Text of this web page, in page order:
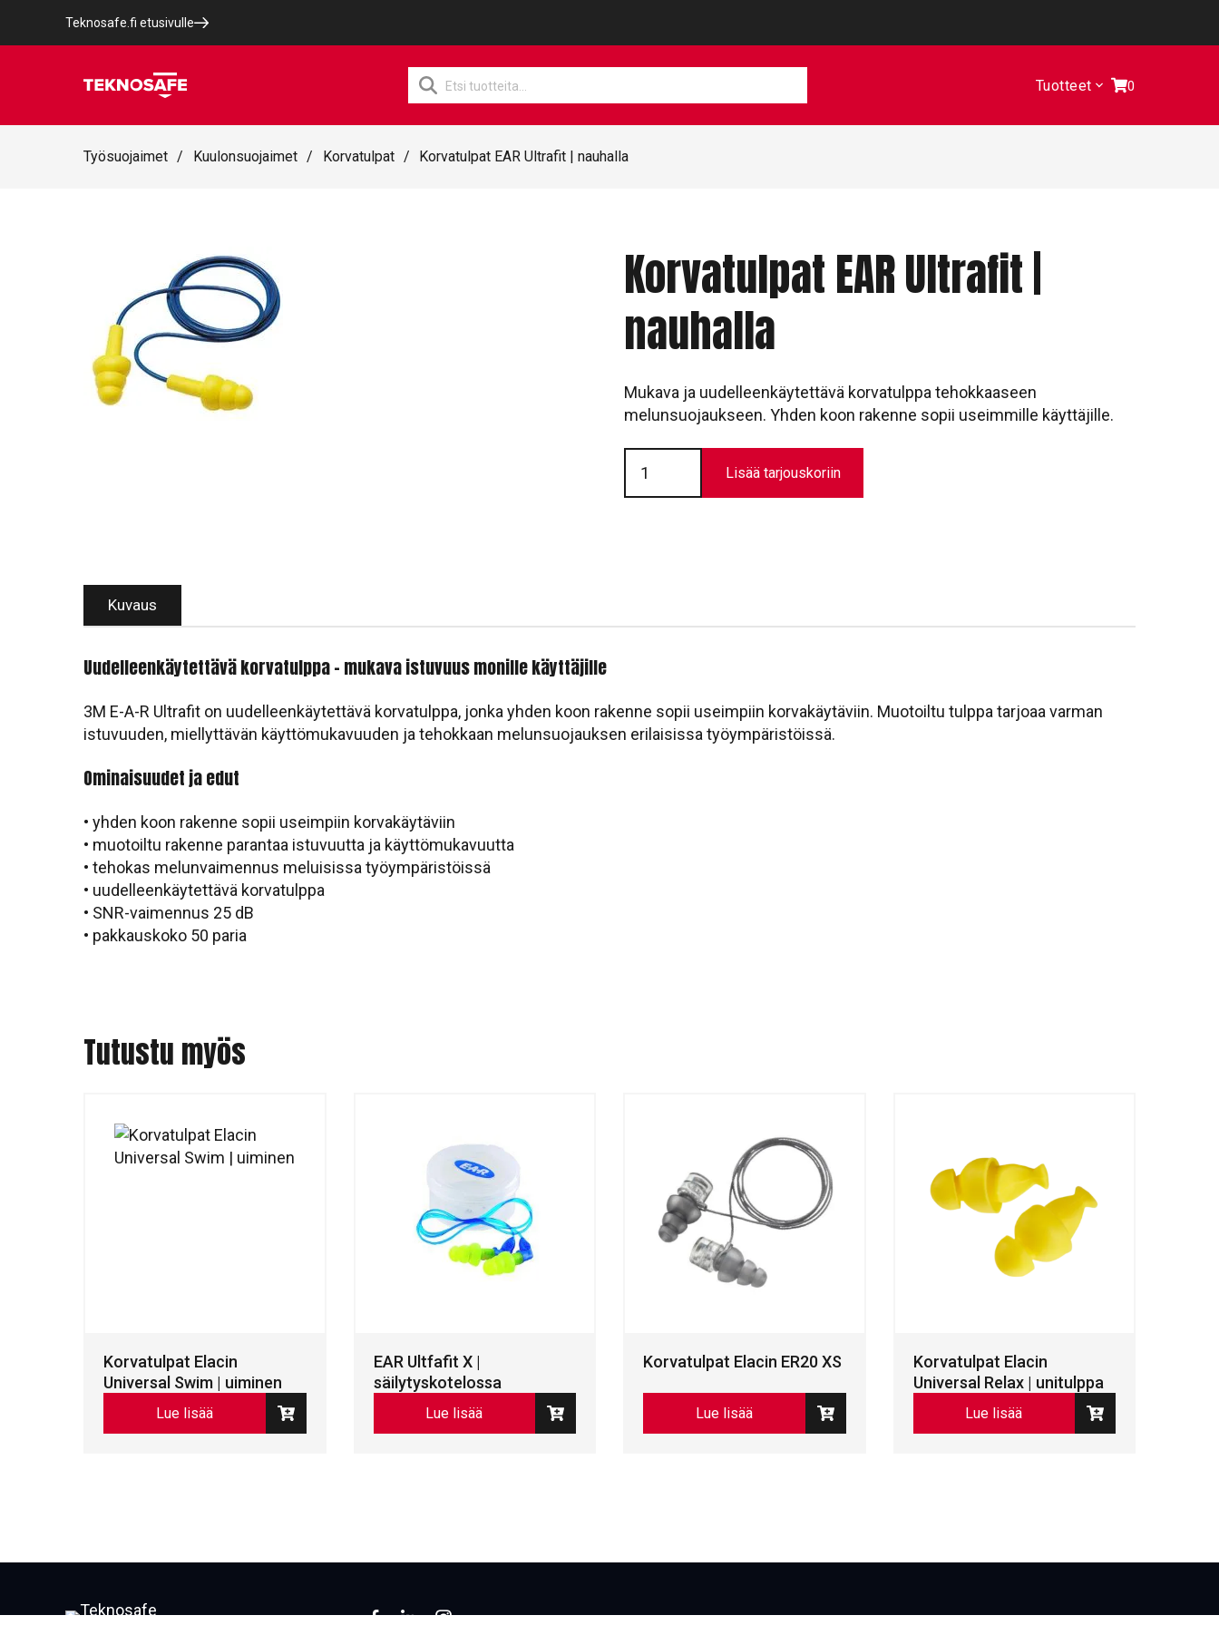
Teknosafe.fi etusivulle
Products
search
Tuotteet 0
Työsuojaimet / Kuulonsuojaimet / Korvatulpat / Korvatulpat EAR Ultrafit | nauhalla
Korvatulpat EAR Ultrafit |
nauhalla
Mukava ja uudelleenkäytettävä korvatulppa tehokkaaseen
melunsuojaukseen. Yhden koon rakenne sopii useimmille käyttäjille.
Korvatulpat
EAR
Ultrafit
|
Lisää tarjouskoriin
Kuvaus
Uudelleenkäytettävä korvatulppa – mukava istuvuus monille käyttäjille
3M E-A-R Ultrafit on uudelleenkäytettävä korvatulppa, jonka yhden koon rakenne sopii useimpiin korvakäytäviin. Muotoiltu tulppa tarjoaa varman
istuvuuden, miellyttävän käyttömukavuuden ja tehokkaan melunsuojauksen erilaisissa työympäristöissä.
Ominaisuudet ja edut
• yhden koon rakenne sopii useimpiin korvakäytäviin
• muotoiltu rakenne parantaa istuvuutta ja käyttömukavuutta
• tehokas melunvaimennus meluisissa työympäristöissä
• uudelleenkäytettävä korvatulppa
• SNR-vaimennus 25 dB
• pakkauskoko 50 paria
Tutustu myös
Korvatulpat Elacin
Universal Swim | uiminen
Lue lisää
EAR Ultfafit X |
säilytyskotelossa
Lue lisää
Korvatulpat Elacin ER20 XS
Lue lisää
Korvatulpat Elacin
Universal Relax | unitulppa
Lue lisää
Facebook
LinkedInLinkedIn